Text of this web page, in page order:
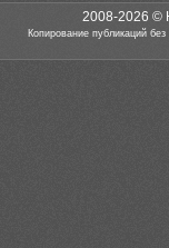
2008-2026 ©
Копирование публикаций